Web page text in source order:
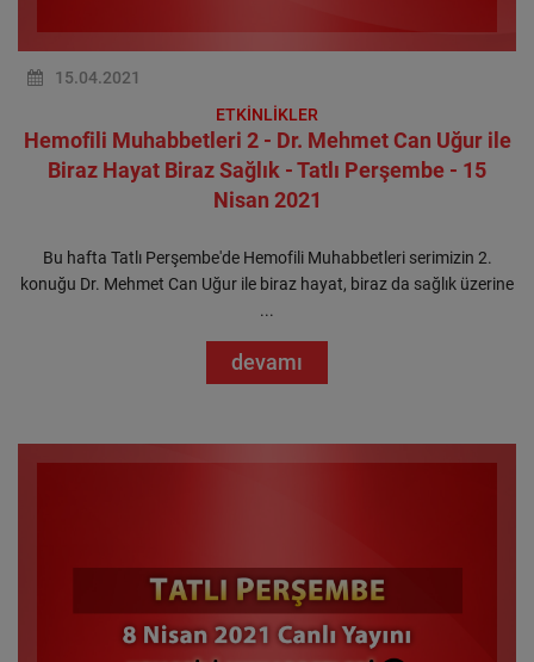
15.04.2021
ETKİNLİKLER
Hemofili Muhabbetleri 2 - Dr. Mehmet Can Uğur ile
Biraz Hayat Biraz Sağlık - Tatlı Perşembe - 15
Nisan 2021
Bu hafta Tatlı Perşembe'de Hemofili Muhabbetleri serimizin 2.
konuğu Dr. Mehmet Can Uğur ile biraz hayat, biraz da sağlık üzerine
...
devamı